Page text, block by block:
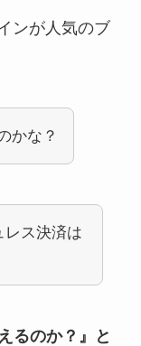
ンが人気のブ
かな？
レス決済は
るのか？』と